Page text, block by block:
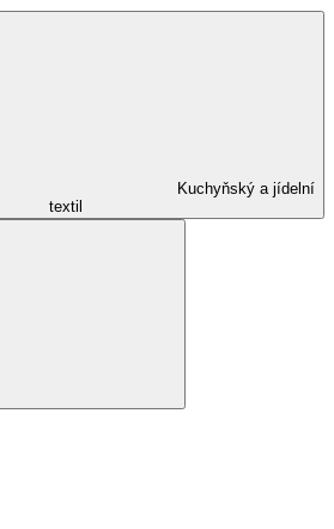
Kuchyňský a jídelní
textil